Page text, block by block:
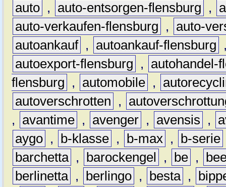
auto , auto-entsorgen-flensburg ,
auto-verkaufen-flensburg
,
auto-
autoankauf , autoankauf-flensburg
autoexport-flensburg
,
autohandel-
flensburg
, automobile ,
autoverschrotten
,
,
avantime , avenger , avensis ,
aygo , b-klasse , b-max , b-serie
barchetta , barockengel , be ,
berlinetta , berlingo , besta ,